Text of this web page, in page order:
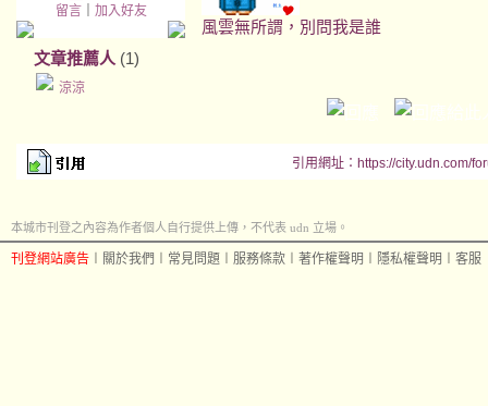
留言｜ 加入好友
文章推薦人 (1)
涼涼
風雲無所謂，別問我是誰
引用網址：https://city.udn.com/
本城市刊登之內容為作者個人自行提供上傳，不代表 udn 立場。
刊登網站廣告 關於我們 常見問題 服務條款 著作權聲明 隱私權聲明 客服